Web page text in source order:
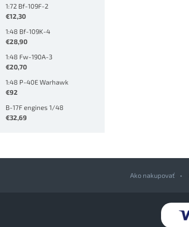
1:72 Bf-109F-2
€12,30
1:48 Bf-109K-4
€28,90
1:48 Fw-190A-3
€20,70
1:48 P-40E Warhawk
€92
B-17F engines 1/48
€32,69
Ako nakupovať